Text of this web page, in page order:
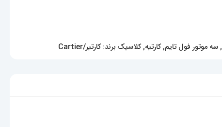
,سه موتور فول تایم,کارتیه,کلاسیک برند:کارتیر/Cartier